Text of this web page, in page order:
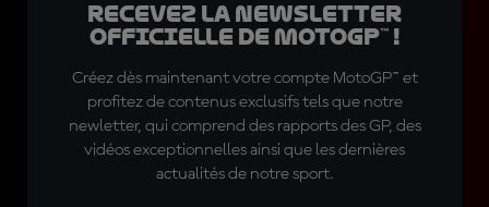
Recevez la Newsletter
officielle de MotoGP™ !
Créez dès maintenant votre compte MotoGP™ et
profitez de contenus exclusifs tels que notre
newletter, qui comprend des rapports des GP, des
vidéos exceptionnelles ainsi que les dernières
actualités de notre sport.